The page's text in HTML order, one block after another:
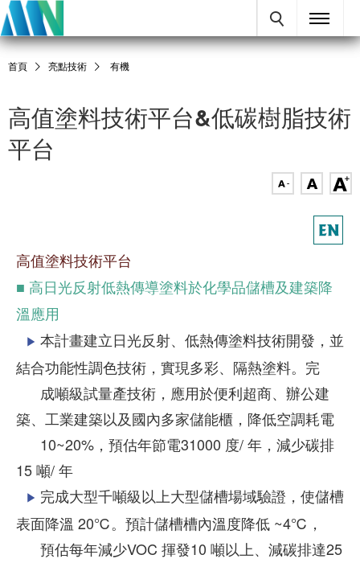
首頁 亮點技術 有機
高值塗料技術平台&低碳樹脂技術
平台
高值塗料技術平台
■ 高日光反射低熱傳導塗料於化學品儲槽及建築降
溫應用
▶ 本計畫建立日光反射、低熱傳塗料技術開發，並
結合功能性調色技術，實現多彩、隔熱塗料。完
成噸級試量產技術，應用於便利超商、辦公建
築、工業建築以及國內多家儲能櫃，降低空調耗電
10~20%，預估年節電31000 度/ 年，減少碳排
15 噸/ 年
▶ 完成大型千噸級以上大型儲槽場域驗證，使儲槽
表面降溫 20℃。預計儲槽槽內溫度降低 ~4℃，
預估每年減少VOC 揮發10 噸以上、減碳排達25